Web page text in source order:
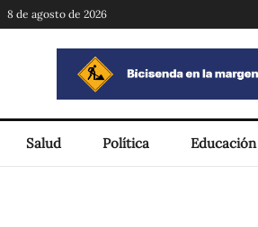
8 de agosto de 2026
Salud Política Educación